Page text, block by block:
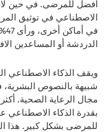
الاصطناعي في توثيق
الدردشة أو المساعدين
ويقف الذكاء الاصطناعي
شبيهة بالنصوص البشرية،
بقدرة الذكاء الاصطناعي
للمرضى بشكل كبير. هذا